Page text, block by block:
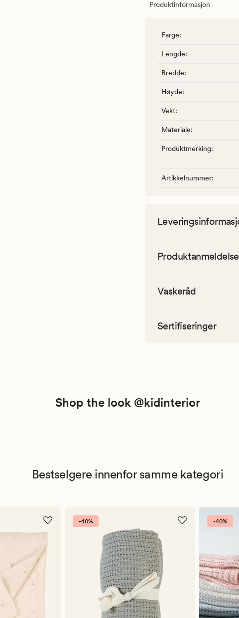
Produktinformasjon
Farge:
Lengde:
Bredde:
Høyde:
Vekt:
Materiale:
Produktmerking:
Artikkelnummer:
Vaskeråd
Sertifiseringer
Shop the look @kidinterior
Bestselgere innenfor samme kategori
-40% -40%